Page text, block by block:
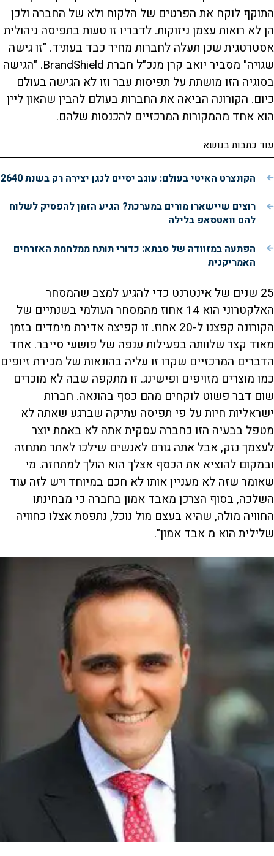
התוקף לוקח את הפרטים של הלקוח ולא של החברה ולכן
הן לא רואות עצמן ניזוקות. לדבריו זו טעות בתפיסה ניהולית
אסטרטגית שכן תעלה לחברות מחיר כבד בעתיד. "זו גישה
שגויה" מסביר יואב קרן מנכ"ל חברת BrandShield. "הגישה
בסוגיה הזו מושתת על תפיסות עבר וזו לא הגישה בעולם
כיום. הקורונה הביאה את החברות בעולם להבין שהאון ליין
הוא אחד מהמקורות המרכזיים להכנסות שלהם.
עוד כתבות בנושא
הקונצרט האיטי בעולם: עוגב יסיים לנגן יצירה רק בשנת 2640
רוצים שיישארו מורים במערכת? הגיע הזמן להפסיק לשלוח
להם וואטסאפ בלילה
הפתעה במזוודה של סבתא: כדורי תותח ממלחמת האזרחים
האמריקנית
25 שנים של אינטרנט כדי להגיע למצב שהמסחר
האלקטרוני הוא 14 אחוז מהמסחר העולמי בשנתיים של
הקורונה קפצנו ל-20 אחוז. זו קפיצה אדירת מימדים בזמן
מאוד קצר שלוותה בפעילות ענפה של פושעי סייבר. אחד
הדברים המרכזיים שקרו זו עליה בהונאות של מכירת זיופים
כמו מוצרים מזויפים ופישינג. זו מתקפה שבה לא מוכרים
שום דבר פשוט לוקחים מהם כסף בהונאה. חברות
ישראליות חיות על פי תפיסה עתיקה שברגע שאתה לא
מטפל בבעיה הזו כחברה עסקית אתה לא באמת יוצר
לעצמך נזק, אבל אתה גורם לאנשים שילכו לאתר מתחזה
ובמקום להוציא את הכסף אצלך הוא הולך למתחזה. מי
שאומר שזה לא מעניין אותו לא חכם במיוחד ויש לזה עוד
השלכה, בסוף הצרכן מאבד אמון בחברה כי מבחינתו
החוויה מולה, שהיא בעצם מול נוכל, נתפסת אצלו כחוויה
שלילית הוא מ אבד אמון".